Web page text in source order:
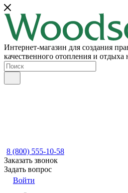
Интернет-магазин для создания
качественного отопления и отдыха
8 (800) 555-10-58
Заказать звонок
Задать вопрос
Войти